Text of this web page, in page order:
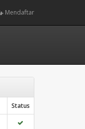
Mendaftar
Status